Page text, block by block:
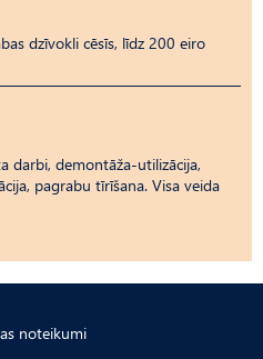
dzīvokli cēsīs, līdz 200 eiro
darbi, demontāža-utilizācija,
pagrabu tīrīšana. Visa veida
noteikumi